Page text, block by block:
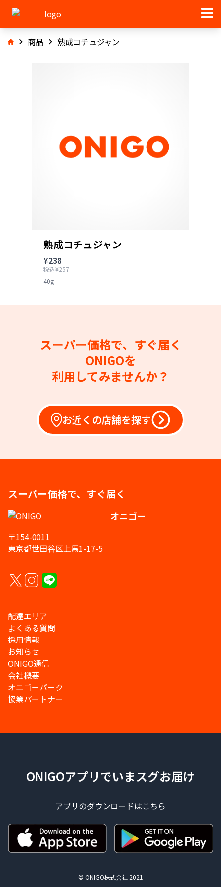
商品 熟成コチュジャン
熟成コチュジャン
¥238
税込¥257
40g
スーパー価格で、すぐ届く
ONIGOを
利用してみませんか？
お近くの店舗を探す
スーパー価格で、すぐ届く
オニゴー
〒154-0011
東京都世田谷区上馬1-17-5
配達エリア
よくある質問
採用情報
お知らせ
ONIGO通信
会社概要
オニゴーパーク
協業パートナー
ONIGOアプリでいまスグお届け
アプリのダウンロードはこちら
© ONIGO株式会社 2021